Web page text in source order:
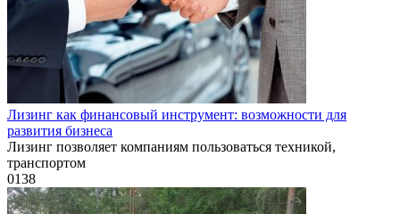
Лизинг как финансовый инструмент: возможности для
развития бизнеса
Лизинг позволяет компаниям пользоваться техникой,
транспортом
0138